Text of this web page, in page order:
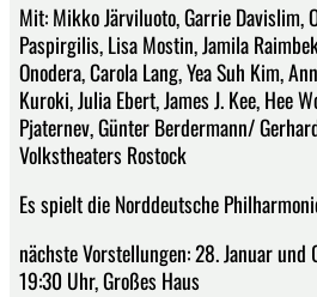
Mit: Mikko Järviluoto, Garrie Davislim,
Paspirgilis, Lisa Mostin, Jamila
Onodera, Carola Lang, Yea Suh Kim,
Kuroki, Julia Ebert, James J. Kee, Hee
Pjaternev, Günter Berdermann/
Volkstheaters Rostock
Es spielt die Norddeutsche
nächste Vorstellungen: 28. Januar und
19:30 Uhr, Großes Haus